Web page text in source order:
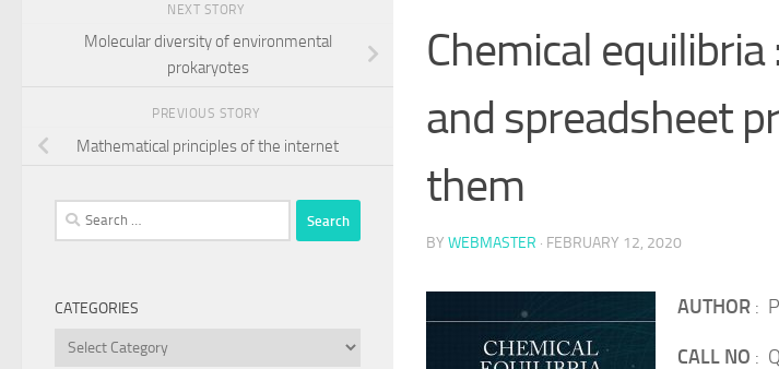
Chemical
and spreadsheet
them
BY WEBMASTER · FEBRUARY 12, 2020
AUTHOR :
CALL NO :
NEXT STORY
Molecular diversity of environmental
prokaryotes
PREVIOUS STORY
Mathematical principles of the internet
Search
for:
CATEGORIES
Categories